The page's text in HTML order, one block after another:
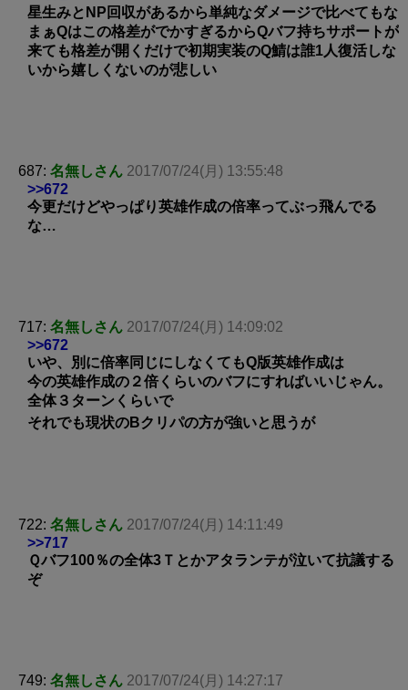
星生みとNP回収があるから単純なダメージで比べてもな
まぁQはこの格差がでかすぎるからQバフ持ちサポートが
来ても格差が開くだけで初期実装のQ鯖は誰1人復活しな
いから嬉しくないのが悲しい
687: 名無しさん 2017/07/24(月) 13:55:48
>>672
今更だけどやっぱり英雄作成の倍率ってぶっ飛んでる
な…
717: 名無しさん 2017/07/24(月) 14:09:02
>>672
いや、別に倍率同じにしなくてもQ版英雄作成は
今の英雄作成の２倍くらいのバフにすればいいじゃん。
全体３ターンくらいで
それでも現状のBクリパの方が強いと思うが
722: 名無しさん 2017/07/24(月) 14:11:49
>>717
Ｑバフ100％の全体3Ｔとかアタランテが泣いて抗議する
ぞ
749: 名無しさん 2017/07/24(月) 14:27:17